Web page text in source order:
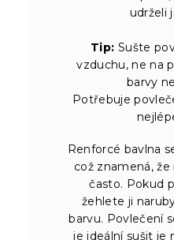
udrželi
Tip: Sušte
vzduchu, ne na
barvy
Potřebuje
Renforcé bavlna
což znamená,
často. Pokud
žehlete ji
barvu. Povlečení
je ideální sušit je